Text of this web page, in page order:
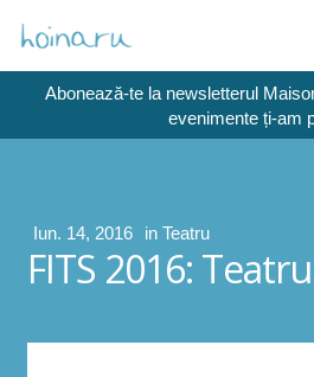
Abonează-te la newsletterul
evenimente ți-am
Iun. 14, 2016 in Teatru
FITS 2016: